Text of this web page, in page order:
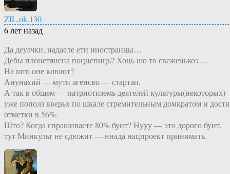
ZIL.ok.130
6 лет назад
Да деуачки, надаеле ети иностранцы…
Дебы плонетянена поццепиць? Хоць шо то свеженькоэ…
На што оне клюют?
Анунахий — мути агенсво — стартап.
А так в общем — патриотиземь деятелей культуры(некоторых)
уже пополз вверьх по шкале стремительным домкратом и
отметки в 56%.
Што? Когда спрашиваете 80% буит? Нууу — это дорого буит,
тут Минкульт не сдюжит — ннада нацпроект принимать.